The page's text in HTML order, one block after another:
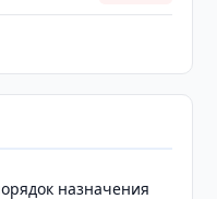
назначения